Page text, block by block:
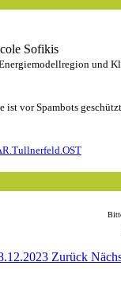
Sofikis
und
ist vor Spambots
Zurück